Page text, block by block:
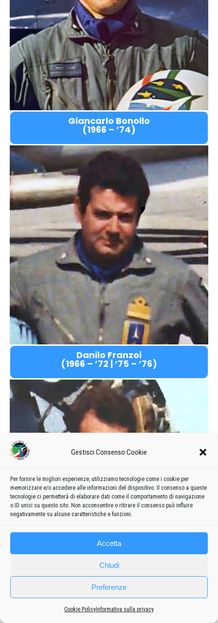
Gestisci Consenso Cookie
Per fornire le migliori esperienze, utilizziamo tecnologie come i cookie per
memorizzare e/o accedere alle informazioni del dispositivo. Il consenso a queste
tecnologie ci permetterà di elaborare dati come il comportamento di navigazione
o ID unici su questo sito. Non acconsentire o ritirare il consenso può influire
negativamente su alcune caratteristiche e funzioni.
Accetta
Chiudi
Preferenze
Cookie Policy Informativa sulla privacy
Giancarlo Bonollo
(1966 – ’74)
Danilo Franzoi
(1966 – ’72 | ’75 – ’76)
Vittorio Zardo
(1967 – ’70 | ’73 – ’74)